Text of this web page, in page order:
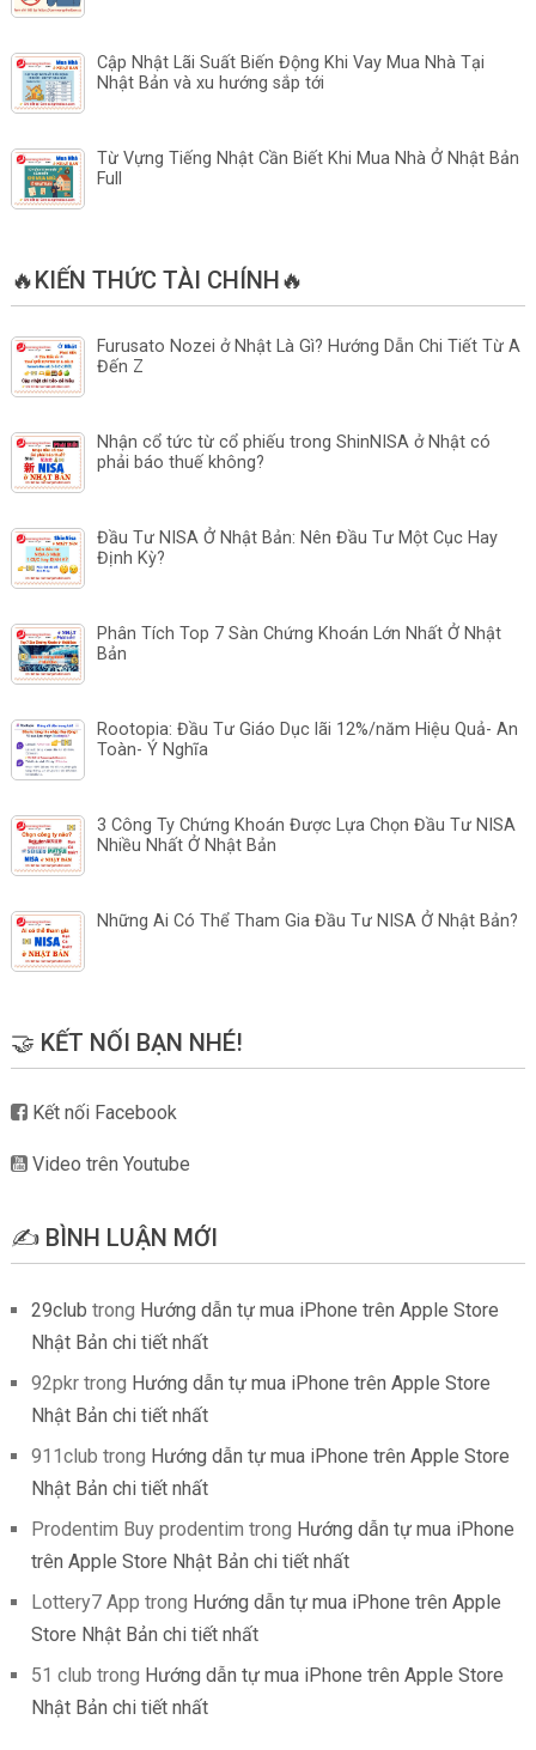
Cập Nhật Lãi Suất Biến Động Khi Vay Mua Nhà Tại
Nhật Bản và xu hướng sắp tới
Từ Vựng Tiếng Nhật Cần Biết Khi Mua Nhà Ở Nhật Bản
Full
🔥KIẾN THỨC TÀI CHÍNH🔥
Furusato Nozei ở Nhật Là Gì? Hướng Dẫn Chi Tiết Từ A
Đến Z
Nhận cổ tức từ cổ phiếu trong ShinNISA ở Nhật có
phải báo thuế không?
Đầu Tư NISA Ở Nhật Bản: Nên Đầu Tư Một Cục Hay
Định Kỳ?
Phân Tích Top 7 Sàn Chứng Khoán Lớn Nhất Ở Nhật
Bản
Rootopia: Đầu Tư Giáo Dục lãi 12%/năm Hiệu Quả- An
Toàn- Ý Nghĩa
3 Công Ty Chứng Khoán Được Lựa Chọn Đầu Tư NISA
Nhiều Nhất Ở Nhật Bản
Những Ai Có Thể Tham Gia Đầu Tư NISA Ở Nhật Bản?
🤝 KẾT NỐI BẠN NHÉ!
Kết nối Facebook
Video trên Youtube
✍️ BÌNH LUẬN MỚI
29club trong Hướng dẫn tự mua iPhone trên Apple Store
Nhật Bản chi tiết nhất
92pkrtrong Hướng dẫn tự mua iPhone trên Apple Store
Nhật Bản chi tiết nhất
911club trong Hướng dẫn tự mua iPhone trên Apple Store
Nhật Bản chi tiết nhất
Prodentim Buy prodentim trong Hướng dẫn tự mua iPhone
trên Apple Store Nhật Bản chi tiết nhất
Lottery7 App trong Hướng dẫn tự mua iPhone trên Apple
Store Nhật Bản chi tiết nhất
51 club trong Hướng dẫn tự mua iPhone trên Apple Store
Nhật Bản chi tiết nhất